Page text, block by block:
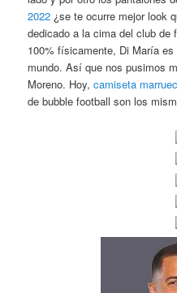
2022 ¿se te ocurre mejor look
dedicado a la cima del club de
100% físicamente, Di María
mundo. Así que nos pusimos
Moreno. Hoy,camiseta
de bubble football son los